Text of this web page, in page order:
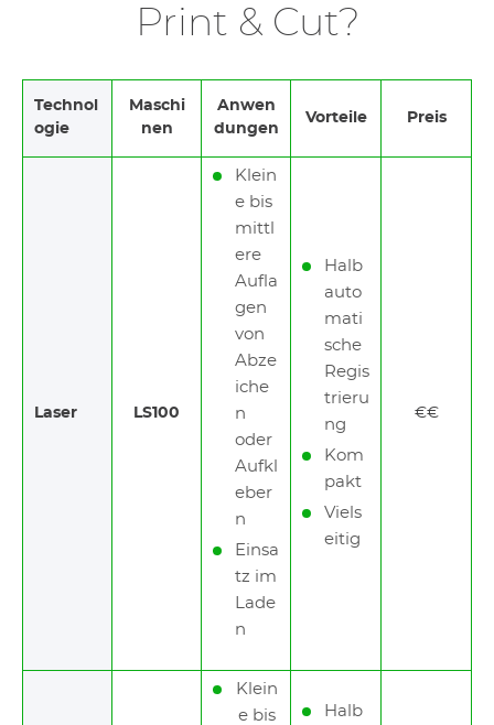
Print & Cut?
Technol
ogie
Maschi
nen
Anwen
dungen
Vorteile Preis
Laser LS100
Klein
e bis
mittl
ere
Aufla
gen
von
Abze
iche
n
oder
Aufkl
eber
n
Einsa
tz im
Lade
n
Halb
auto
mati
sche
Regis
trieru
ng
Kom
pakt
Viels
eitig
€€
Klein
e bis
Halb